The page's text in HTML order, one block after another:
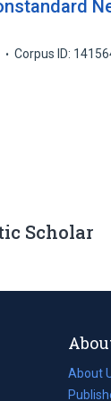
Corpus ID:
Scholar
About